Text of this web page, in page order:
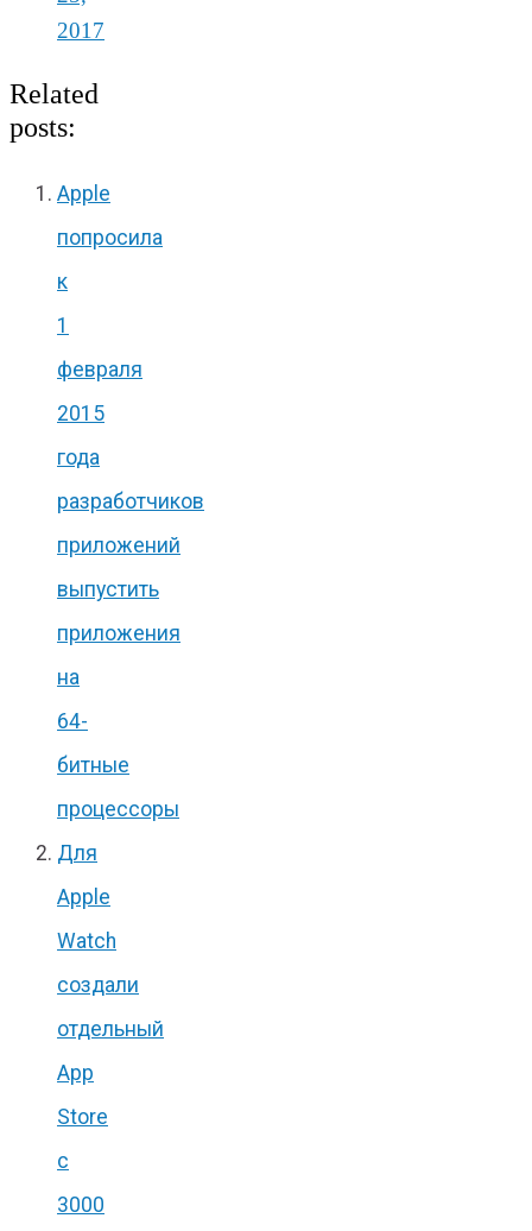
2017
Related
posts:
Apple
попросила
к
1
февраля
2015
года
разработчиков
приложений
выпустить
приложения
на
64-
битные
процессоры
Для
Apple
Watch
создали
отдельный
App
Store
с
3000